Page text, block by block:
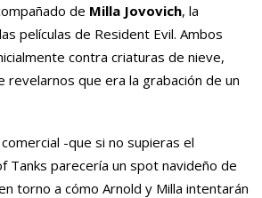
de Milla Jovovich, la
películas de Resident Evil. Ambos
contra criaturas de nieve,
que era la grabación de un
-que si no supieras el
Tanks parecería un spot navideño de
torno a cómo Arnold y Milla intentarán